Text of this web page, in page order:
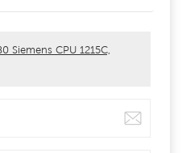
Siemens CPU 1215C,